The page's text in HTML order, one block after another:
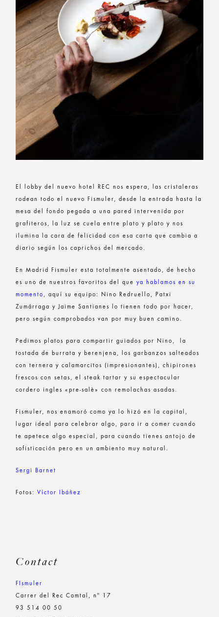
El lobby del nuevo hotel REC nos espera, las cristaleras
rodean todo el nuevo Fismuler, desde la entrada hasta la
mesa del fondo pegada a una pared intervenida por
grafiteros, la luz se cuela entre plato y plato y nos
ilumina la cara de felicidad con esa carta que cambia a
diario según los caprichos del mercado.
En Madrid Fismuler esta totalmente asentado, de hecho
es uno de nuestros favoritos del queya hablamos en su
momento , aquí su equipo: Nino Redruello, Patxi
Zumárraga y Jaime Santianes lo tienen todo por hacer,
pero según comprobados van por muy buen camino.
Pedimos platos para compartir guiados por Nino, la
tostada de burrata y berenjena, los garbanzos salteados
con ternera y calamarcitos (impresionantes), chipirones
frescos con setas, el steak tartar y su espectacular
cordero ingles «pre-salè» con remolachas asadas.
Fismuler, nos enamoró como ya lo hizó en la capital,
lugar ideal para celebrar algo, para ir a comer cuando
te apetece algo especial, para cuando tienes antojo de
sofisticación pero en un ambiento muy natural.
Sergi Barnet
Fotos:Víctor Ibáñez
Contact
FIsmuler
Carrer del Rec Comtal, nº 17
93 514 00 50